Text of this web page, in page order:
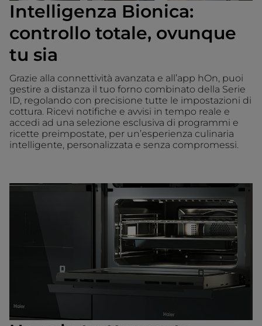
Intelligenza Bionica:
controllo totale, ovunque
tu sia
Grazie alla connettività avanzata e all’app hOn, puoi
gestire a distanza il tuo forno combinato della Serie
ID, regolando con precisione tutte le impostazioni di
cottura. Ricevi notifiche e avvisi in tempo reale e
accedi ad una selezione esclusiva di programmi e
ricette preimpostate, per un’esperienza culinaria
intelligente, personalizzata e senza compromessi.